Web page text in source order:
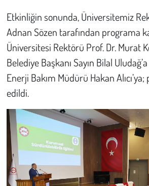
Etkinliğin sonunda, Üniversitemiz
Adnan Sözen tarafından programa
Üniversitesi Rektörü Prof. Dr. Murat
Belediye Başkanı Sayın Bilal
Enerji Bakım Müdürü Hakan
edildi.